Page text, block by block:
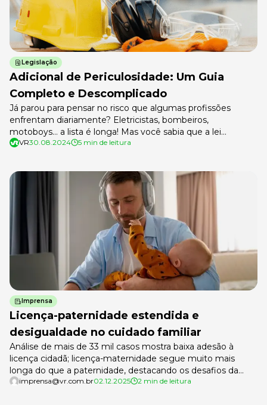
Legislação
Adicional de Periculosidade: Um Guia
Completo e Descomplicado
Já parou para pensar no risco que algumas profissões
enfrentam diariamente? Eletricistas, bombeiros,
motoboys… a lista é longa! Mas você sabia que a lei
reconhece esses perigos e garante um direito importante
toda a diferença no salário de quem […]
VR30.08.2024 5 min de leitura
Imprensa
Licença-paternidade estendida e
desigualdade no cuidado familiar
Análise de mais de 33 mil casos mostra baixa adesão à
licença cidadã; licença-maternidade segue muito mais
longa do que a paternidade, destacando os desafios da
equidade parental Um levantamento da VR, empresa de
imprensa@vr.com.br02.12.2025 2 min de leitura